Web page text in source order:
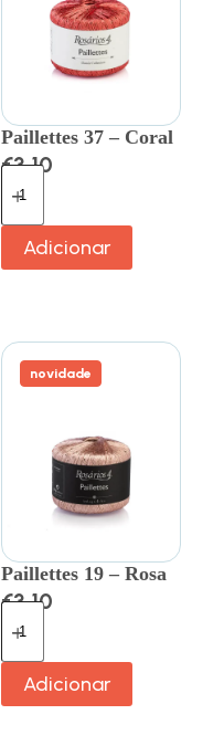
Paillettes 37 – Coral
€3.10
Adicionar
novidade
Paillettes 19 – Rosa
€3.10
Adicionar